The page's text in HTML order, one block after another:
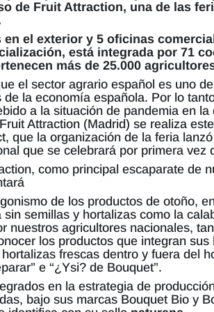
de Fruit Attraction, una de las
el exterior y 5 oficinas
está integrada por 71
más de 25.000
el sector agrario español es uno
la economía española. Por lo
a la situación de pandemia en
Attraction (Madrid) se realiza
que la organización de la feria
que se celebrará por primera vez
como principal escaparate de
de los productos de otoño,
semillas y hortalizas como la
nuestros agricultores nacionales,
los productos que integran
frescas dentro y fuera del
e “¿Ysi? de Bouquet”.
en la estrategia de
bajo sus marcas Bouquet Bio y